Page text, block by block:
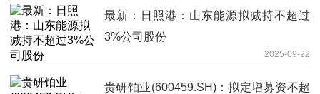
最新：日照港：山东能源拟减持不超过
3%公司股份
2025-09-22
贵研铂业(600459.SH)：拟定增募资不超